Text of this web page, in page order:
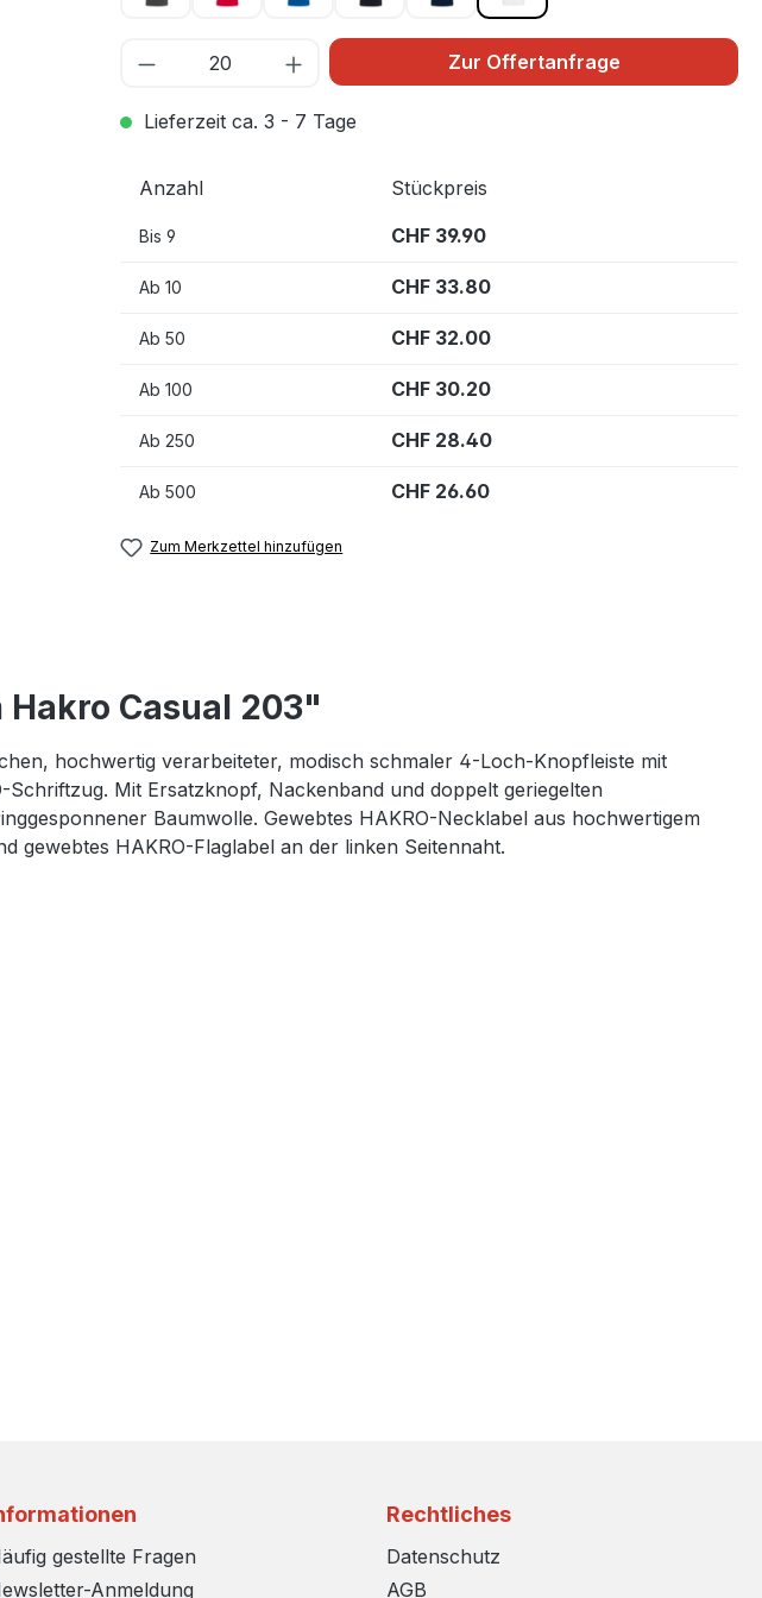
Zur Offertanfrage
Lieferzeit ca. 3 - 7 Tage
Anzahl Stückpreis
Bis 9 CHF 39.90
Ab 10 CHF 33.80
Ab 50 CHF 32.00
Ab 100 CHF 30.20
Ab 250 CHF 28.40
Ab 500 CHF 26.60
Zum Merkzettel hinzufügen
Casual 203"
hochwertig verarbeiteter, modisch schmaler 4-Loch-Knopfleiste mit
Mit Ersatzknopf, Nackenband und doppelt geriegelten
Baumwolle. Gewebtes HAKRO-Necklabel aus hochwertigem
gewebtes HAKRO-Flaglabel an der linken Seitennaht.
gestellte Fragen
Anmeldung
Rechtliches
Datenschutz
AGB